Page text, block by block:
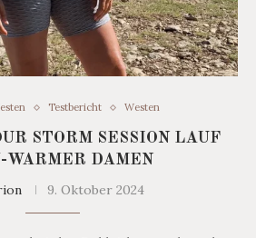
Testbericht Westen
STORM SESSION LAUF
WARMER DAMEN
9. Oktober 2024